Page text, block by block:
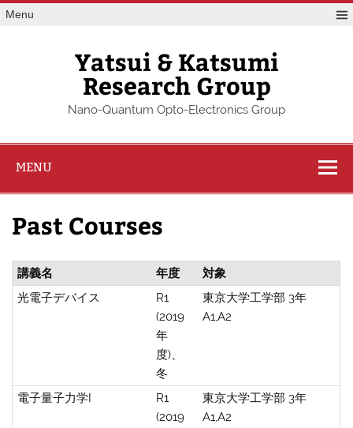
Skip
toMenu
Yatsui & Katsumi
Research Group
Nano-Quantum Opto-Electronics Group
MENU
Past Courses
講義名 年度
対象
光電子デバイス
R1
(2019
年
度)、
冬
東京大学工学部 3年
A1,A2
電子量子力学I
R1
(2019
東京大学工学部 3年
A1,A2